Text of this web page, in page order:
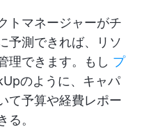
トマネージャーがチ
予測できれば、リソ
理できます。もし プ
のように、キャパ
て予算や経費レポー
る。